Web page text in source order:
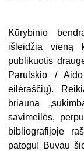
Kūrybinio
išleidžia vieną
publikuotis
Parulskio /
eilėraščių).
briauna
savimeilės,
bibliografijoje
patogu! Buvau